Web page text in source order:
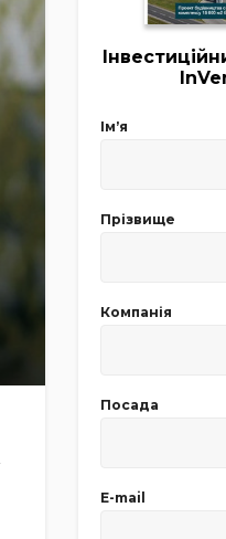
Імʼя
Прізвище
Компанія
Посада
E-mail